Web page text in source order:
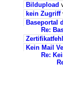
Bildupload
kein Zugriff
Baseportal
Re:
Kein Mail
Re: